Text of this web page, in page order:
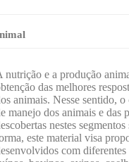
nutrição e a produção
das melhores
animais. Nesse sentido,
manejo dos animais e das
nestes
este material visa
com